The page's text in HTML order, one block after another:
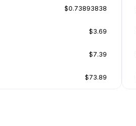
$0.73893838
$3.69
$7.39
$73.89